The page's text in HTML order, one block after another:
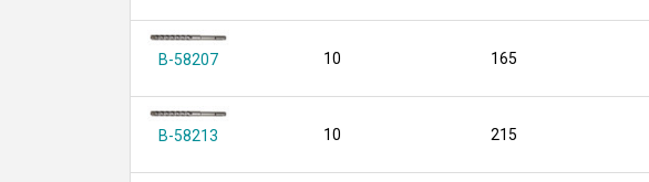
B-58207 10 165
B-58213 10 215